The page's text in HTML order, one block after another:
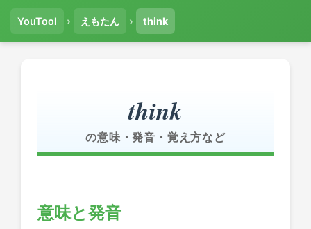
YouTool › えもたん › think
think
の意味・発音・覚え方など
意味と発音